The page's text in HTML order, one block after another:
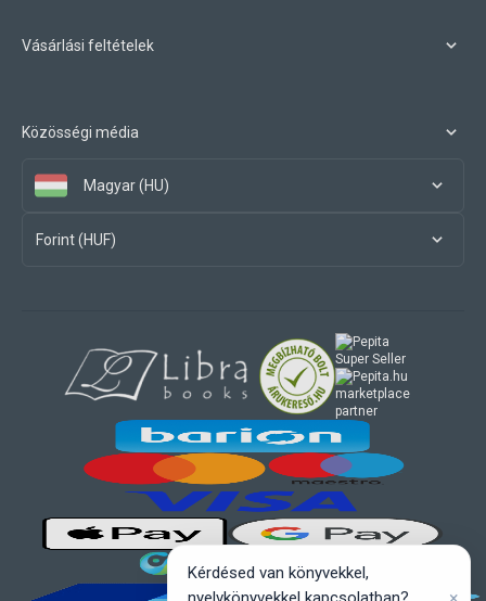
Vásárlási feltételek
Közösségi média
Magyar (HU)
Forint (HUF)
marketplace
partner
Kérdésed van könyvekkel,